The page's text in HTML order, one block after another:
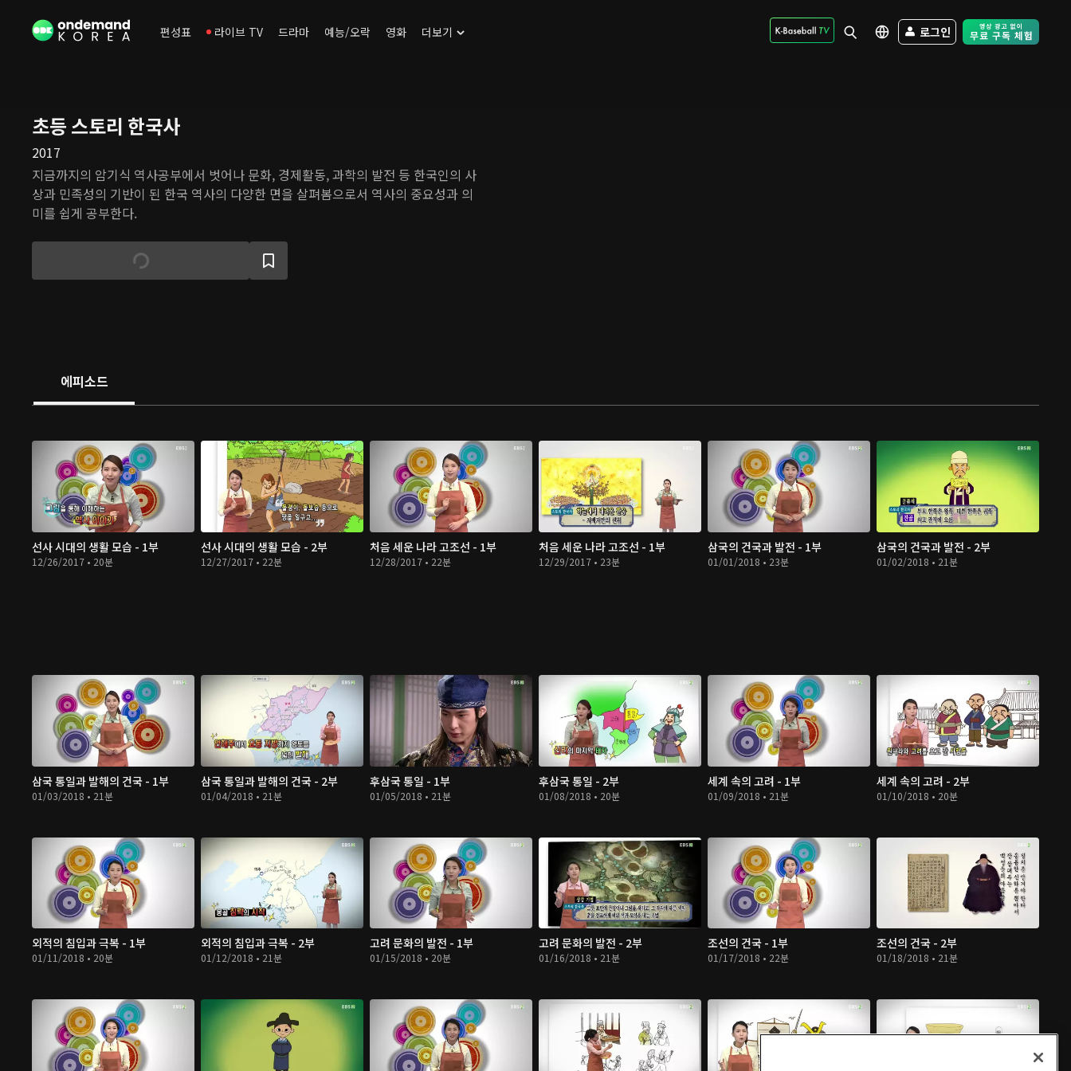
편성표 라이브 TV 드라마 예능/오락 영화 더보기 로그인 Free Trial -
초등 스토리 한국사
2017
지금까지의 암기식 역사공부에서 벗어나 문화, 경제활동, 과학의 발전 등 한국인의 사
상과 민족성의 기반이 된 한국 역사의 다양한 면을 살펴봄으로서 역사의 중요성과 의
미를 쉽게 공부한다.
에피소드
선사 시대의 생활 모습 - 1부
12/26/2017 • 20분
선사 시대의 생활 모습 - 2부
12/27/2017 • 22분
처음 세운 나라 고조선 - 1부
12/28/2017 • 22분
처음 세운 나라 고조선 - 1부
12/29/2017 • 23분
삼국의 건국과 발전 - 1부
01/01/2018 • 23분
삼국의 건국과 발전 - 2부
01/02/2018 • 21분
삼국 통일과 발해의 건국 - 1부
01/03/2018 • 21분
삼국 통일과 발해의 건국 - 2부
01/04/2018 • 21분
후삼국 통일 - 1부
01/05/2018 • 21분
후삼국 통일 - 2부
01/08/2018 • 20분
세계 속의 고려 - 1부
01/09/2018 • 21분
세계 속의 고려 - 2부
01/10/2018 • 20분
외적의 침입과 극복 - 1부
01/11/2018 • 20분
외적의 침입과 극복 - 2부
01/12/2018 • 21분
고려 문화의 발전 - 1부
01/15/2018 • 20분
고려 문화의 발전 - 2부
01/16/2018 • 21분
조선의 건국 - 1부
01/17/2018 • 22분
조선의 건국 - 2부
01/18/2018 • 21분